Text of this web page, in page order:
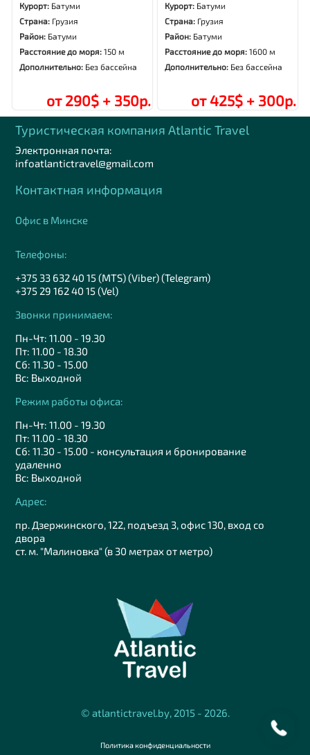
Курорт: Батуми
Страна: Грузия
Район: Батуми
Расстояние до моря:150 м
Дополнительно: Без бассейна
от 290$ + 350р.
Курорт: Батуми
Страна: Грузия
Район: Батуми
Расстояние до моря:1600 м
Дополнительно: Без бассейна
от 425$ + 300р.
Туристическая компания Аtlantic Travel
Электронная почта:
infoatlantictravel@gmail.com
Контактная информация
Офис в Минске
Телефоны:
+375 33 632 40 15 (MTS) (Viber) (Telegram)
+375 29 162 40 15 (Vel)
Звонки принимаем:
Пн-Чт: 11.00 - 19.30
Пт: 11.00 - 18.30
Сб: 11.30 - 15.00
Вс: Выходной
Режим работы офиса:
Пн-Чт: 11.00 - 19.30
Пт: 11.00 - 18.30
Сб: 11.30 - 15.00 - консультация и бронирование
удаленно
Вс: Выходной
Адрес:
пр. Дзержинского, 122, подъезд 3, офис 130, вход со
двора
ст. м. "Малиновка" (в 30 метрах от метро)
© atlantictravel.by, 2015 - 2026.
Политика конфиденциальности